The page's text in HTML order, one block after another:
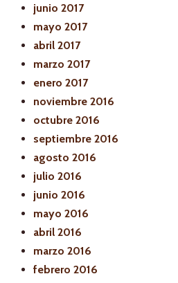
junio 2017
mayo 2017
abril 2017
marzo 2017
enero 2017
noviembre 2016
octubre 2016
septiembre 2016
agosto 2016
julio 2016
junio 2016
mayo 2016
abril 2016
marzo 2016
febrero 2016